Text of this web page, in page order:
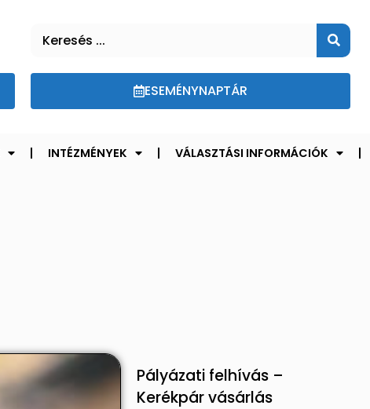
ESEMÉNYNAPTÁR
INTÉZMÉNYEK
VÁLASZTÁSI INFORMÁCIÓK
Pályázati felhívás –
Kerékpár vásárlás